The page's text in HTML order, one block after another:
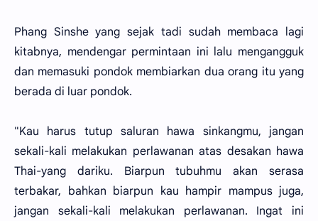
Phang Sinshe yang sejak tadi sudah membaca lagi
kitabnya, mendengar permintaan ini lalu mengangguk
dan memasuki pondok membiarkan dua orang itu yang
berada di luar pondok.
"Kau harus tutup saluran hawa sinkangmu, jangan
sekali-kali melakukan perlawanan atas desakan hawa
Thai-yang dariku. Biarpun tubuhmu akan serasa
terbakar, bahkan biarpun kau hampir mampus juga,
jangan sekali-kali melakukan perlawanan. Ingat ini